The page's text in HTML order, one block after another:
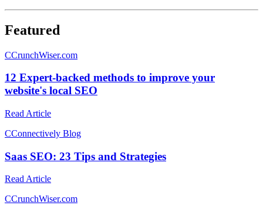
Featured
CCrunchWiser.com
12 Expert-backed methods to improve your
website's local SEO
Read Article
CConnectively Blog
Saas SEO: 23 Tips and Strategies
Read Article
CCrunchWiser.com